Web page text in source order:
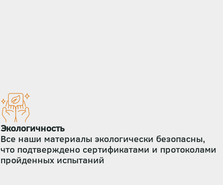
Экологичность
Все наши материалы экологически безопасны,
что подтверждено сертификатами и протоколами
пройденных испытаний